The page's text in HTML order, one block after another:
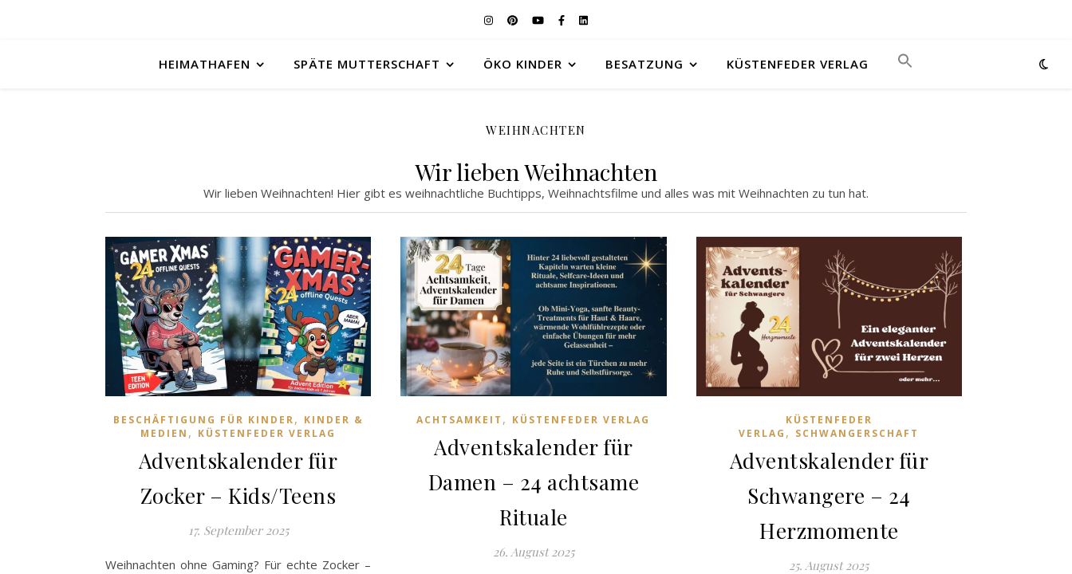
HEIMATHAFEN SPÄTE MUTTERSCHAFT ÖKO KINDER BESATZUNG KÜSTENFEDER VERLAG
WEIHNACHTEN
Wir lieben Weihnachten
Wir lieben Weihnachten! Hier gibt es weihnachtliche Buchtipps, Weihnachtsfilme und alles was mit Weihnachten zu tun hat.
BESCHÄFTIGUNG FÜR KINDER, KINDER &
MEDIEN , KÜSTENFEDER VERLAG
Adventskalender für
Zocker – Kids/Teens
17. September 2025
Weihnachten ohne Gaming? Für echte Zocker –
ACHTSAMKEIT , KÜSTENFEDER VERLAG
Adventskalender für
Damen – 24 achtsame
Rituale
26. August 2025
KÜSTENFEDER
VERLAG , SCHWANGERSCHAFT
Adventskalender für
Schwangere – 24
Herzmomente
25. August 2025